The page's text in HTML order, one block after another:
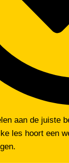
aan de juiste
les hoort een